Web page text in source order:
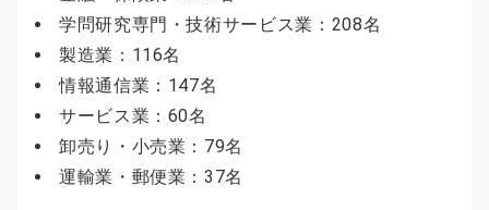
学問研究専門・技術サービス業：208名
製造業：116名
情報通信業：147名
サービス業：60名
卸売り・小売業：79名
運輸業・郵便業：37名